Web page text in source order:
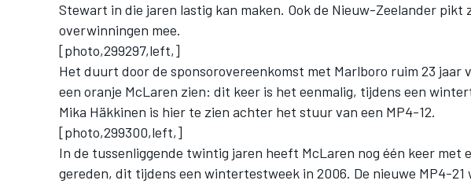
Stewart in die jaren lastig kan maken. Ook de Nieuw-Zeelander pikt
overwinningen mee.
[photo,299297,left,]
Het duurt door de sponsorovereenkomst met Marlboro ruim 23 jaar
een oranje McLaren zien: dit keer is het eenmalig, tijdens een
Mika Häkkinen is hier te zien achter het stuur van een MP4-12.
[photo,299300,left,]
In de tussenliggende twintig jaren heeft McLaren nog één keer met
gereden, dit tijdens een wintertestweek in 2006. De nieuwe MP4-